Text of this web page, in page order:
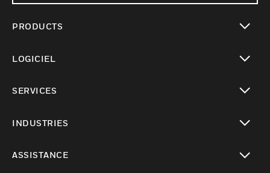
PRODUCTS
LOGICIEL
SERVICES
INDUSTRIES
ASSISTANCE